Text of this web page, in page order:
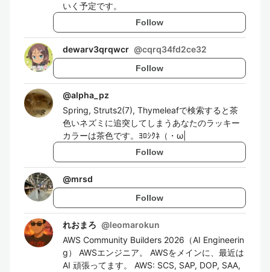
いく予定です。
Follow
dewarv3qrqwcr @cqrq34fd2ce32
Follow
@alpha_pz
Spring, Struts2(7), Thymeleafで検索すると茶
色いネズミに追突してしまうあなたのラッキー
カラーは茶色です。ﾖﾛｼｸﾈ（・ω|
Follow
@mrsd
Follow
れおまろ @leomarokun
AWS Community Builders 2026（AI Engineerin
g） AWSエンジニア。 AWSをメインに、最近は
AI 頑張ってます。 AWS: SCS, SAP, DOP, SAA,